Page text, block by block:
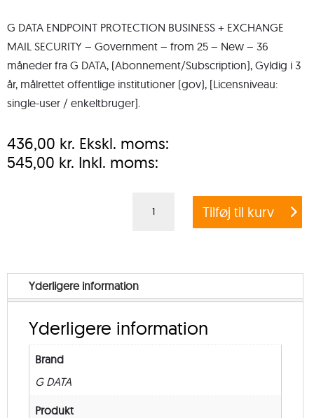
G DATA ENDPOINT PROTECTION BUSINESS + EXCHANGE
MAIL SECURITY – Government – from 25 – New – 36
måneder fra G DATA, (Abonnement/Subscription), Gyldig i 3
år, målrettet offentlige institutioner (gov), [Licensniveau:
single-user / enkeltbruger].
436,00 kr. Ekskl. moms:
545,00 kr. Inkl. moms:
BUSINESS
+
MAIL
Tilføj til kurv
Yderligere information
Yderligere information
Brand
G DATA
Produkt